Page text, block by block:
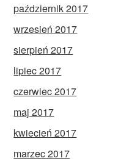
październik 2017
wrzesień 2017
sierpień 2017
lipiec 2017
czerwiec 2017
maj 2017
kwiecień 2017
marzec 2017